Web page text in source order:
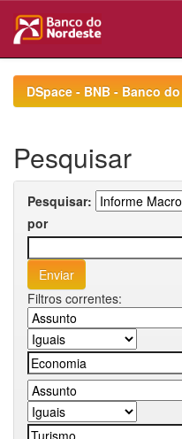
navigationDSpace - BNB - Banco
Pesquisar
Pesquisar:
por
Filtros correntes: